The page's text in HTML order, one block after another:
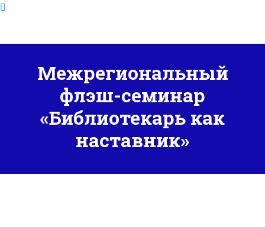
Межрегиональный
флэш-семинар
«Библиотекарь как
наставник»